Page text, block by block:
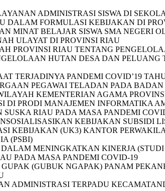
ADMINISTRASI SISWA DI
DALAM FORMULASI KEBIJAKAN DI
MINAT BELAJAR SISWA SMA NEGERI
ULAYAT DI PROVINSI RIAU
PROVINSI RIAU TENTANG
HUTAN DESA DAN
TERJADINYA PANDEMI COVID’19
PEGAWAI TELADAN PADA
KEMENTERIAN AGAMA
DI PRODI MANAJEMEN INFORMATIKA
SUSKA RIAU PADA MASA PANDEMI
KEBIJAKAN SUBSIDI
KEBIJAKAN (UK3) KANTOR
(PSBI)
MENINGKATKAN KINERJA
PADA MASA PANDEMI COVID-19
(GUBUK NGAPAK) PANAM
ADMINISTRASI TERPADU